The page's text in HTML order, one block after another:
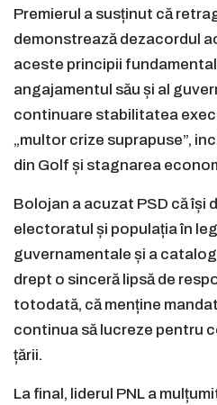
Premierul a susținut că
demonstrează dezacordul
aceste principii
angajamentul său și al
continuare stabilitatea
„multor crize suprapuse”,
din Golf și stagnarea
Bolojan a acuzat PSD că își
electoratul și populația în
guvernamentale și a
drept o sinceră lipsă de
totodată, că menține
continua să lucreze pentru
țării.
La final, liderul PNL a